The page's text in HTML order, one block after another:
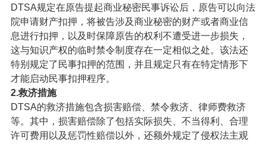
DTSA规定在原告提起商业秘密民事诉讼后，原告可以向法
院申请财产扣押，将被告涉及商业秘密的财产或者商业信
息进行扣押，以及时保障原告的权利不遭受进一步损失，
这与知识产权的临时禁令制度存在一定相似之处。该法还
特别规定了民事扣押的范围，并且规定只有在特定情形下
才能启动民事扣押程序。
2.救济措施
DTSA的救济措施包含损害赔偿、禁令救济、律师费救济
等。其中，损害赔偿除了包括实际损失、不当得利、合理
许可费用以及惩罚性赔偿以外，还额外规定了侵权法主观